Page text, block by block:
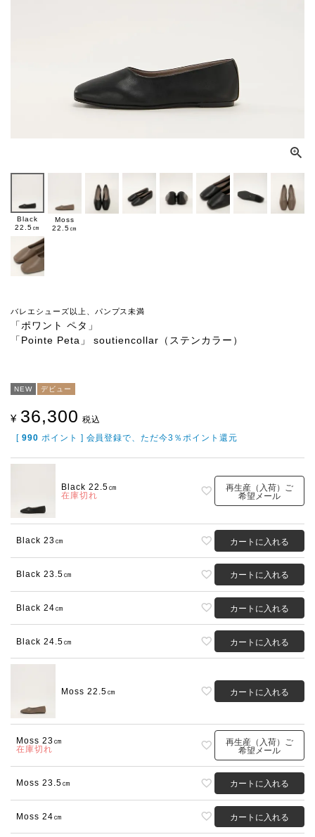
Black
22.5㎝
Moss
22.5㎝
バレエシューズ以上、パンプス未満
「ポワント ペタ」
「Pointe Peta」 soutiencollar（ステンカラー）
NEW デビュー
¥ 36,300 税込
[ 990 ポイント ] 会員登録で、ただ今3％ポイント還元
Black 22.5㎝
在庫切れ
再生産（入荷）ご
希望メール
Black 23㎝ カートに入れる
Black 23.5㎝ カートに入れる
Black 24㎝ カートに入れる
Black 24.5㎝ カートに入れる
Moss 22.5㎝ カートに入れる
Moss 23㎝
在庫切れ
再生産（入荷）ご
希望メール
Moss 23.5㎝ カートに入れる
Moss 24㎝ カートに入れる